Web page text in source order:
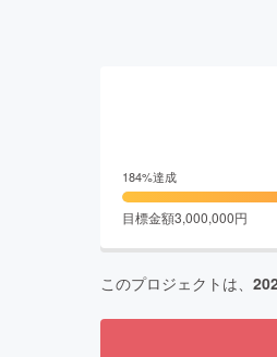
184%達成
目標金額3,000,000円
このプロジェクトは、